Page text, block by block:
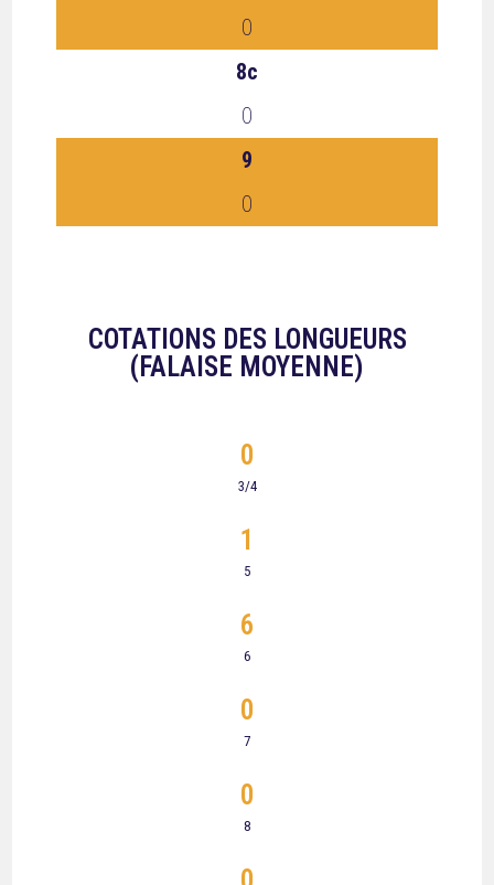
0
8c
0
9
0
COTATIONS DES LONGUEURS
(FALAISE MOYENNE)
3/4
0
5
1
6
6
7
0
8
0